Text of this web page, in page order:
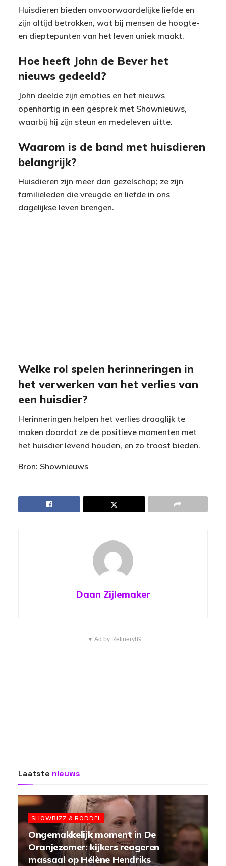
Huisdieren bieden onvoorwaardelijke liefde en
zijn altijd betrokken, wat bij mensen de hoogte-
en dieptepunten van het leven uniek maakt.
Hoe heeft John de Bever het
nieuws gedeeld?
John deelde zijn emoties en het nieuws
openhartig in een gesprek met Shownieuws,
waarbij hij zijn steun en medeleven uitte.
Waarom is de band met huisdieren
belangrijk?
Huisdieren zijn meer dan gezelschap; ze zijn
familieleden die vreugde en liefde in ons
dagelijkse leven brengen.
Welke rol spelen herinneringen in
het verwerken van het verlies van
een huisdier?
Herinneringen helpen het verlies draaglijk te
maken doordat ze de positieve momenten met
het huisdier levend houden, en zo troost bieden.
Bron: Shownieuws
Daan Zijlemaker
▼ Ad by Refinery89
Laatste nieuws
SHOWBIZZ & RODDEL
Ongemakkelijk moment in De
Oranjezomer: kijkers reageren
massaal op Hélène Hendriks